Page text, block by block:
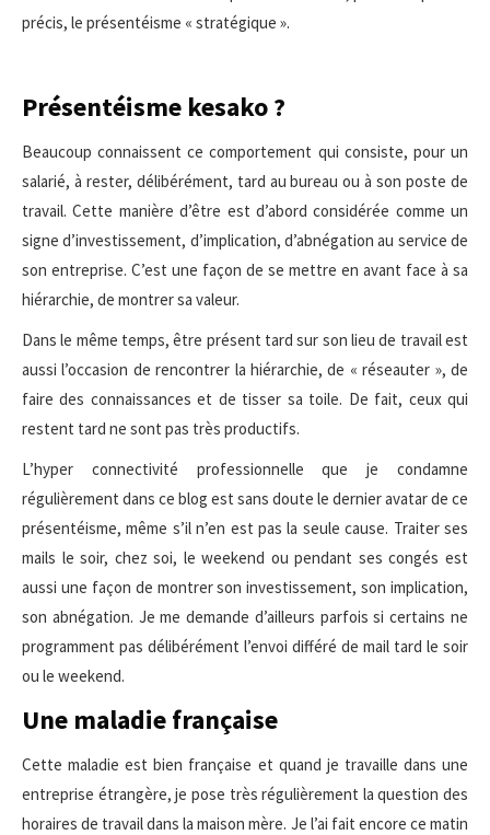
précis, le présentéisme « stratégique ».
Présentéisme kesako ?
Beaucoup connaissent ce comportement qui consiste, pour un
salarié, à rester, délibérément, tard au bureau ou à son poste de
travail. Cette manière d’être est d’abord considérée comme un
signe d’investissement, d’implication, d’abnégation au service de
son entreprise. C’est une façon de se mettre en avant face à sa
hiérarchie, de montrer sa valeur.
Dans le même temps, être présent tard sur son lieu de travail est
aussi l’occasion de rencontrer la hiérarchie, de « réseauter », de
faire des connaissances et de tisser sa toile. De fait, ceux qui
restent tard ne sont pas très productifs.
L’hyper connectivité professionnelle que je condamne
régulièrement dans ce blog est sans doute le dernier avatar de ce
présentéisme, même s’il n’en est pas la seule cause. Traiter ses
mails le soir, chez soi, le weekend ou pendant ses congés est
aussi une façon de montrer son investissement, son implication,
son abnégation. Je me demande d’ailleurs parfois si certains ne
programment pas délibérément l’envoi différé de mail tard le soir
ou le weekend.
Une maladie française
Cette maladie est bien française et quand je travaille dans une
entreprise étrangère, je pose très régulièrement la question des
horaires de travail dans la maison mère. Je l’ai fait encore ce matin